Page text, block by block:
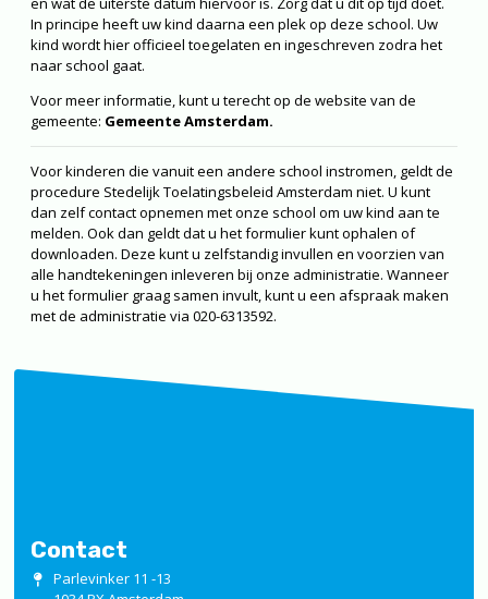
In principe heeft uw kind daarna een plek op deze school. Uw
kind wordt hier officieel toegelaten en ingeschreven zodra het
naar school gaat.
Voor meer informatie, kunt u terecht op de website van de
gemeente: Gemeente Amsterdam.
Voor kinderen die vanuit een andere school instromen, geldt de
procedure Stedelijk Toelatingsbeleid Amsterdam niet. U kunt
dan zelf contact opnemen met onze school om uw kind aan te
melden. Ook dan geldt dat u het formulier kunt ophalen of
downloaden. Deze kunt u zelfstandig invullen en voorzien van
alle handtekeningen inleveren bij onze administratie. Wanneer
u het formulier graag samen invult, kunt u een afspraak maken
met de administratie via 020-6313592.
Contact
Parlevinker 11 -13